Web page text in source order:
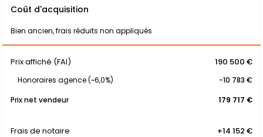
Coût d'acquisition
Bien ancien, frais réduits non appliqués
Prix affiché (FAI) 190 500 €
Honoraires agence (~6,0%)
-10 783 €
Prix net vendeur
179 717 €
Frais de notaire +14 152 €